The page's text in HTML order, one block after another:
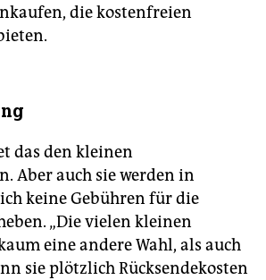
die kostenfreien
das den kleinen
Aber auch sie werden in
keine Gebühren für die
„Die vielen kleinen
eine andere Wahl, als auch
sie plötzlich Rücksendekosten